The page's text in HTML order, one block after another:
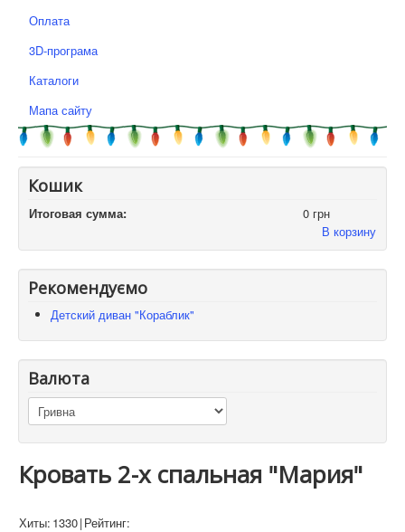
Оплата
3D-програма
Каталоги
Мапа сайту
Кошик
Итоговая сумма:
0 грн
В корзину
Рекомендуємо
Детский диван "Кораблик"
Валюта
Кровать 2-х спальная "Мария"
Хиты: 1330|Рейтинг: